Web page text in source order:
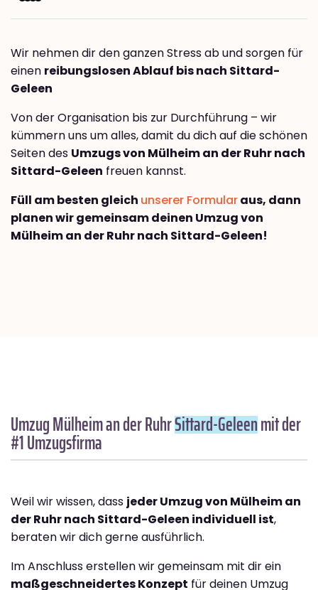
Wir nehmen dir den ganzen Stress ab und sorgen für
einen reibungslosen Ablauf bis nach Sittard-
Geleen
Von der Organisation bis zur Durchführung – wir
kümmern uns um alles, damit du dich auf die schönen
Seiten des Umzugs von Mülheim an der Ruhr nach
Sittard-Geleen freuen kannst.
Füll am besten gleich unserer Formularaus, dann
planen wir gemeinsam deinen Umzug von
Mülheim an der Ruhr nach Sittard-Geleen!
Umzug Mülheim an der RuhrSittard-Geleenmit der
#1 Umzugsfirma
Weil wir wissen, dass jeder Umzug von Mülheim an
der Ruhr nach Sittard-Geleen individuell ist,
beraten wir dich gerne ausführlich.
Im Anschluss erstellen wir gemeinsam mit dir ein
maßgeschneidertes Konzept für deinen Umzug